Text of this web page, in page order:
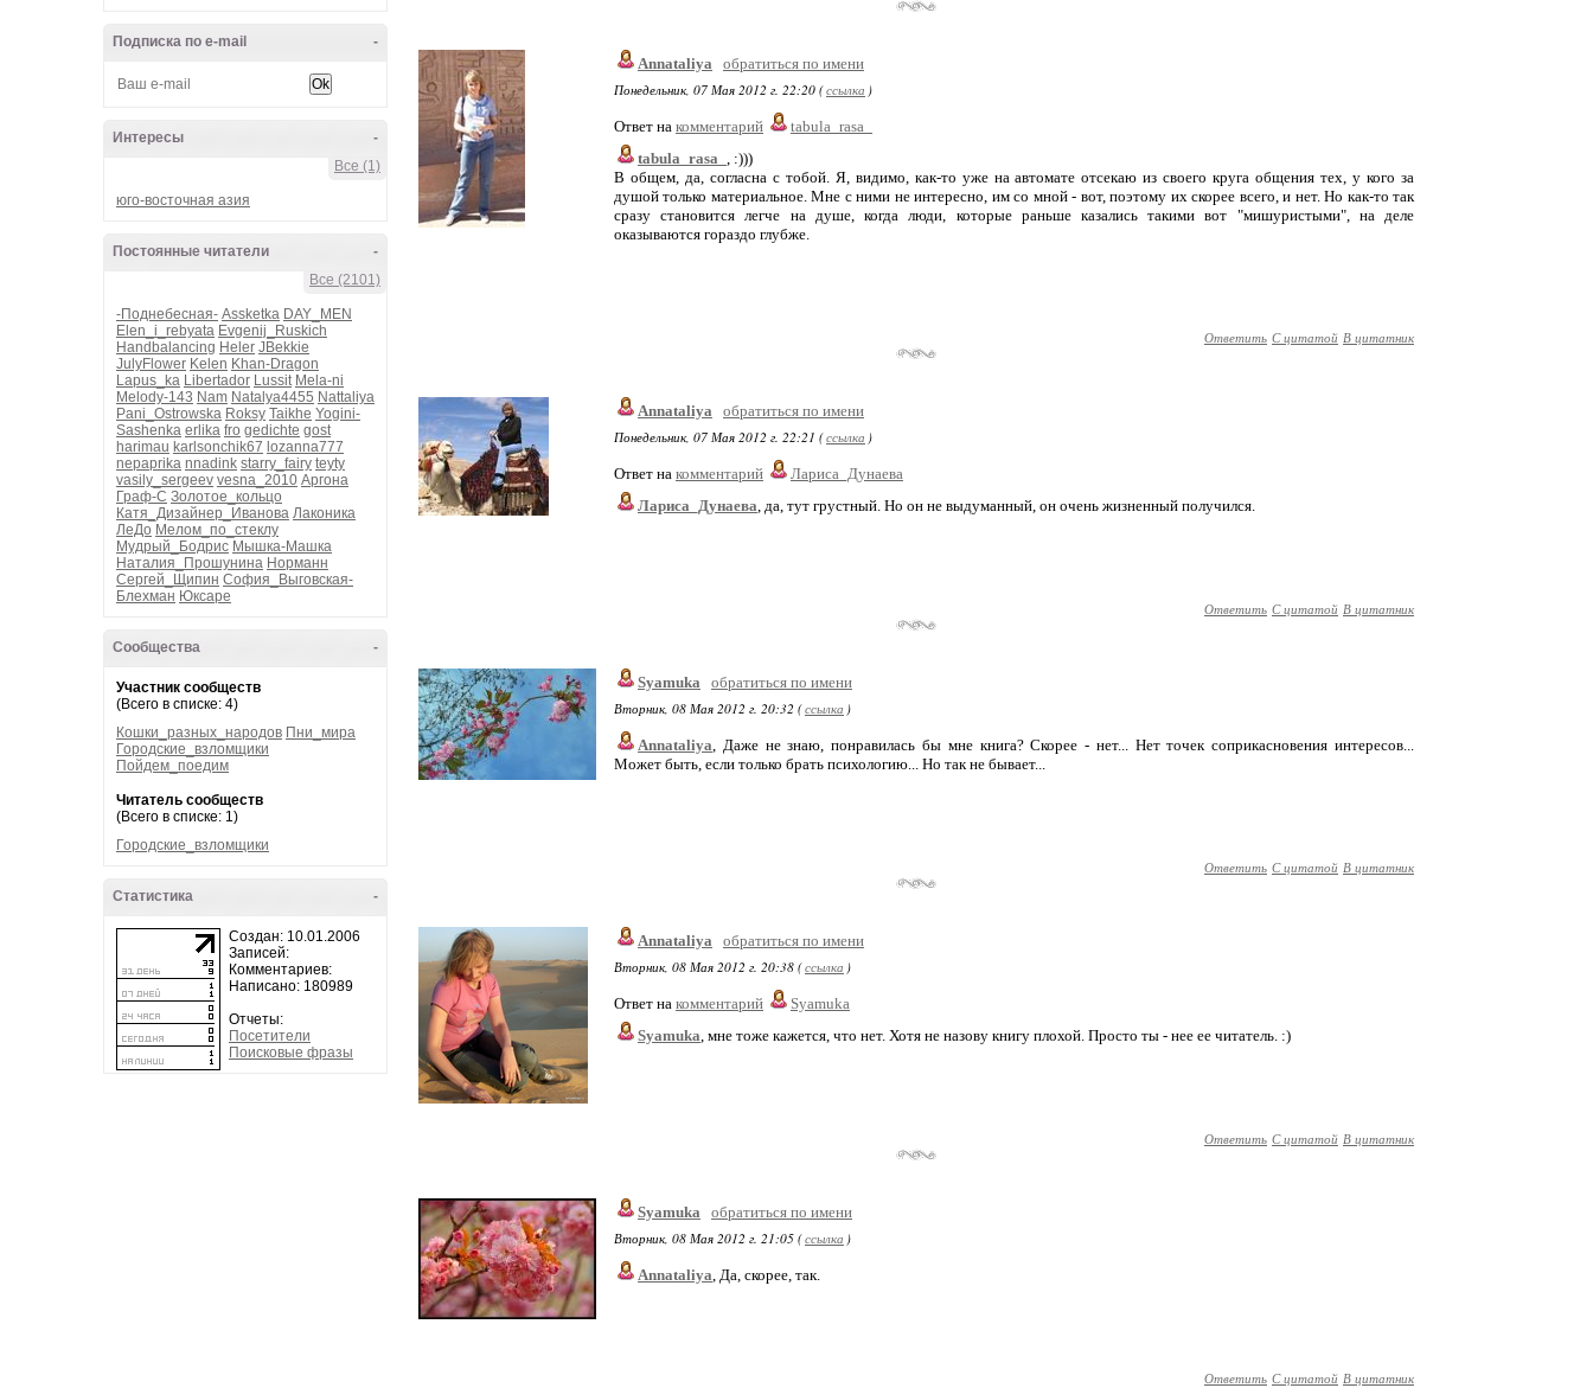
-
Подписка по e-mail
-
Интересы
Все (1)
юго-восточная азия
-
Постоянные читатели
Все (2101)
-Поднебесная- Assketka DAY_MEN
Elen_i_rebyata Evgenij_Ruskich
Handbalancing Heler JBekkie
JulyFlower Kelen Khan-Dragon
Lapus_ka Libertador Lussit Mela-ni
Melody-143 Nam Natalya4455 Nattaliya
Pani_Ostrowska Roksy Taikhe Yogini-
Sashenka erlika fro gedichte gost
harimau karlsonchik67 lozanna777
nepaprika nnadink starry_fairy teyty
vasily_sergeev vesna_2010 Аргона
Граф-С Золотое_кольцо
Катя_Дизайнер_Иванова Лаконика
ЛеДо Мелом_по_стеклу
Мудрый_Бодрис Мышка-Машка
Наталия_Прошунина Норманн
Сергей_Щипин София_Выговская-
Блехман Юксаре
-
Сообщества
Участник сообществ
(Всего в списке: 4)
Кошки_разных_народов Пни_мира
Городские_взломщики
Пойдем_поедим
Читатель сообществ
(Всего в списке: 1)
Городские_взломщики
-
Статистика
Создан: 10.01.2006
Записей:
Комментариев:
Написано: 180989
Отчеты:
Посетители
Поисковые фразы
Annataliya
обратиться по имени
Понедельник, 07 Мая 2012 г. 22:20 (ссылка )
Ответ на комментарий
tabula_rasa_
tabula_rasa_ , :)))
В общем, да, согласна с тобой. Я, видимо, как-то уже на автомате отсекаю из своего круга общения тех, у кого за
душой только материальное. Мне с ними не интересно, им со мной - вот, поэтому их скорее всего, и нет. Но как-то так
сразу становится легче на душе, когда люди, которые раньше казались такими вот "мишуристыми", на деле
оказываются гораздо глубже.
Ответить С цитатой В цитатник
Annataliya
обратиться по имени
Понедельник, 07 Мая 2012 г. 22:21 (ссылка )
Ответ на комментарий
Лариса_Дунаева
Лариса_Дунаева, да, тут грустный. Но он не выдуманный, он очень жизненный получился.
Ответить С цитатой В цитатник
Syamuka
обратиться по имени
Вторник, 08 Мая 2012 г. 20:32 (ссылка )
Annataliya, Даже не знаю, понравилась бы мне книга? Скорее - нет... Нет точек соприкасновения интересов...
Может быть, если только брать психологию... Но так не бывает...
Ответить С цитатой В цитатник
Annataliya
обратиться по имени
Вторник, 08 Мая 2012 г. 20:38 (ссылка )
Ответ на комментарий
Syamuka
Syamuka, мне тоже кажется, что нет. Хотя не назову книгу плохой. Просто ты - нее ее читатель. :)
Ответить С цитатой В цитатник
Syamuka
обратиться по имени
Вторник, 08 Мая 2012 г. 21:05 (ссылка )
Annataliya, Да, скорее, так.
Ответить С цитатой В цитатник